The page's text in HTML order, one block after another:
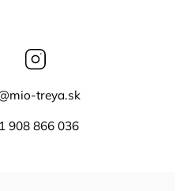
Facebook
mio-treya.sk
908 866 036